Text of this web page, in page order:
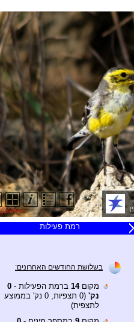
רמת פעילות
בשלושת החודשים האחרונים:
מקום14 ברמת הפעילות - 0
נק'
(0 תצפיות, 0 נק' בממוצע
לתצפית)